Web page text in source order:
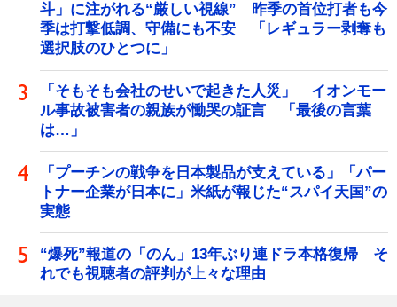
斗」に注がれる“厳しい視線” 昨季の首位打者も今
季は打撃低調、守備にも不安 「レギュラー剥奪も
選択肢のひとつに」
「そもそも会社のせいで起きた人災」 イオンモー
ル事故被害者の親族が慟哭の証言 「最後の言葉
は…」
「プーチンの戦争を日本製品が支えている」「パー
トナー企業が日本に」米紙が報じた“スパイ天国”の
実態
“爆死”報道の「のん」13年ぶり連ドラ本格復帰 そ
れでも視聴者の評判が上々な理由